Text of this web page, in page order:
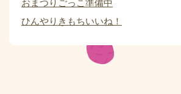
ひんやりきもちいいね！